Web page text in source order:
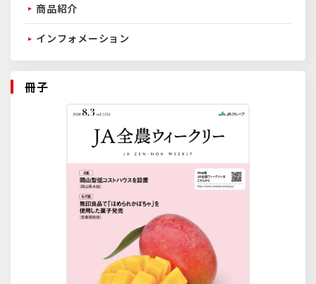
商品紹介
インフォメーション
冊子